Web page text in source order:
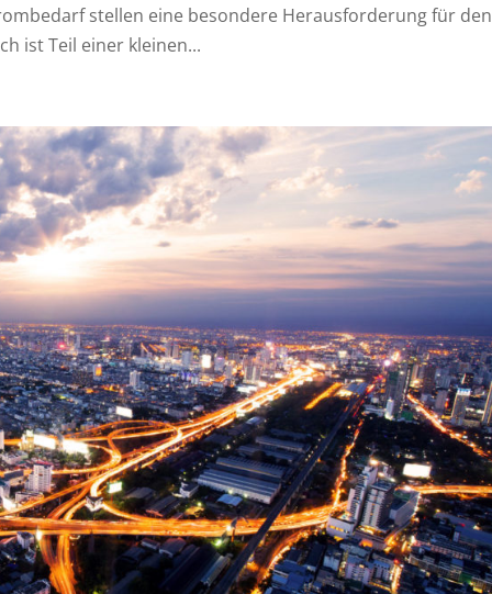
stellen eine besondere Herausforderung für den
ist Teil einer kleinen...